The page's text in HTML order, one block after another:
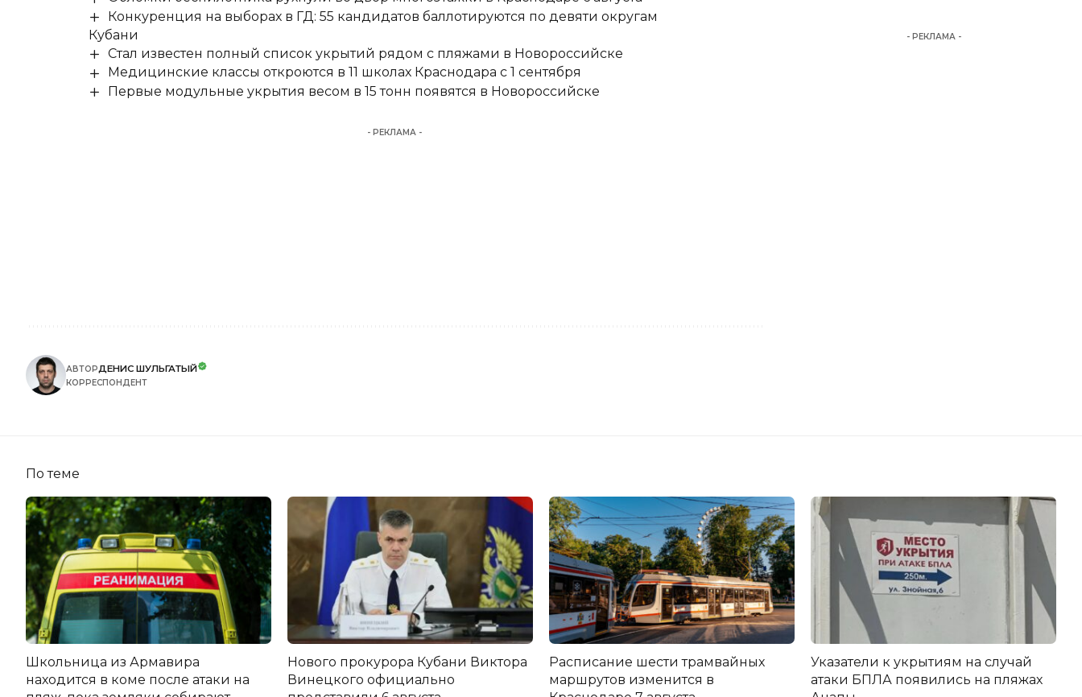
Конкуренция на выборах в ГД: 55 кандидатов баллотируются по девяти округам
Кубани
Стал известен полный список укрытий рядом с пляжами в Новороссийске
Медицинские классы откроются в 11 школах Краснодара с 1 сентября
Первые модульные укрытия весом в 15 тонн появятся в Новороссийске
- РЕКЛАМА -
АВТОРДЕНИС ШУЛЬГАТЫЙ
КОРРЕСПОНДЕНТ
- РЕКЛАМА -
По теме
Школьница из Армавира
находится в коме после атаки на
Нового прокурора Кубани Виктора
Винецкого официально
Расписание шести трамвайных
маршрутов изменится в
Указатели к укрытиям на случай
атаки БПЛА появились на пляжах